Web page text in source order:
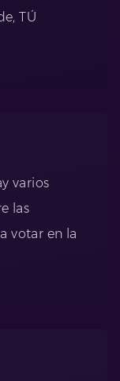
TÚ
varios
las
votar en la